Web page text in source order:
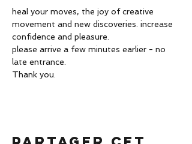
heal your moves, the joy of creative
movement and new discoveries. increase
confidence and pleasure.
please arrive a few minutes earlier - no
late entrance.
Thank you.